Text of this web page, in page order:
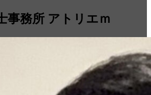
事務所 アトリエｍ